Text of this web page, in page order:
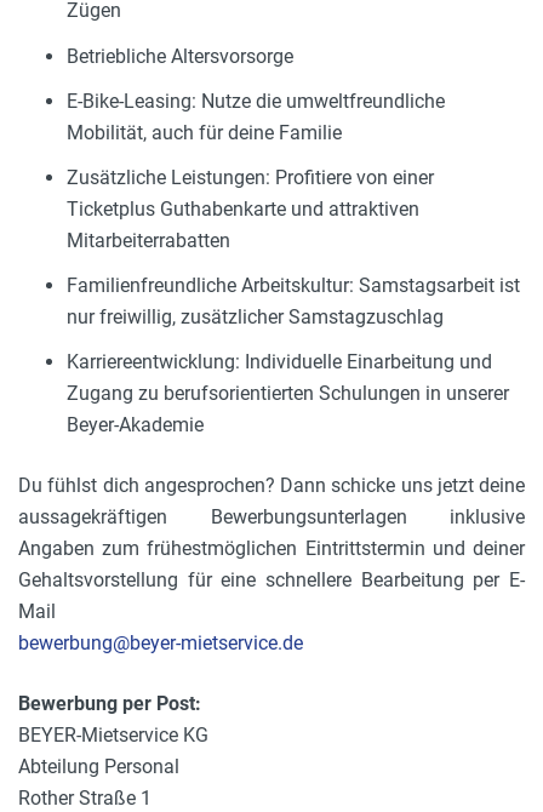
Zügen
Betriebliche Altersvorsorge
E-Bike-Leasing: Nutze die umweltfreundliche
Mobilität, auch für deine Familie
Zusätzliche Leistungen: Profitiere von einer
Ticketplus Guthabenkarte und attraktiven
Mitarbeiterrabatten
Familienfreundliche Arbeitskultur: Samstagsarbeit ist
nur freiwillig, zusätzlicher Samstagzuschlag
Karriereentwicklung: Individuelle Einarbeitung und
Zugang zu berufsorientierten Schulungen in unserer
Beyer-Akademie
Du fühlst dich angesprochen? Dann schicke uns jetzt deine
aussagekräftigen Bewerbungsunterlagen inklusive
Angaben zum frühestmöglichen Eintrittstermin und deiner
Gehaltsvorstellung für eine schnellere Bearbeitung per E-
Mail
bewerbung@beyer-mietservice.de
Bewerbung per Post:
BEYER-Mietservice KG
Abteilung Personal
Rother Straße 1